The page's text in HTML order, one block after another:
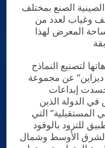
الصنع بمختلف
وغياب لعدد من
المعرض لهذا
ديزاين” عن مجموعة
إبداعات
الدولة الذين
التي
للتزود بالوقود
الأوسط وشمال